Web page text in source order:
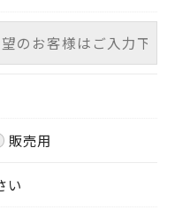
なされないよう、適
。
れに対応した当社
販売用
い